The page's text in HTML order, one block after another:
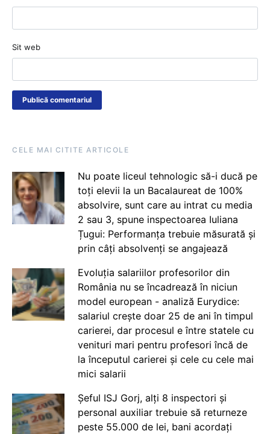
Sit web
CELE MAI CITITE ARTICOLE
Nu poate liceul tehnologic să-i ducă pe
toți elevii la un Bacalaureat de 100%
absolvire, sunt care au intrat cu media
2 sau 3, spune inspectoarea Iuliana
Țugui: Performanța trebuie măsurată și
prin câți absolvenți se angajează
Evoluția salariilor profesorilor din
România nu se încadrează în niciun
model european - analiză Eurydice:
salariul crește doar 25 de ani în timpul
carierei, dar procesul e între statele cu
venituri mari pentru profesori încă de
la începutul carierei și cele cu cele mai
mici salarii
Șeful ISJ Gorj, alți 8 inspectori și
personal auxiliar trebuie să returneze
peste 55.000 de lei, bani acordați